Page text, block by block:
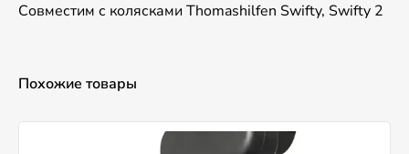
Совместим с колясками Thomashilfen Swifty, Swifty 2
Похожие товары